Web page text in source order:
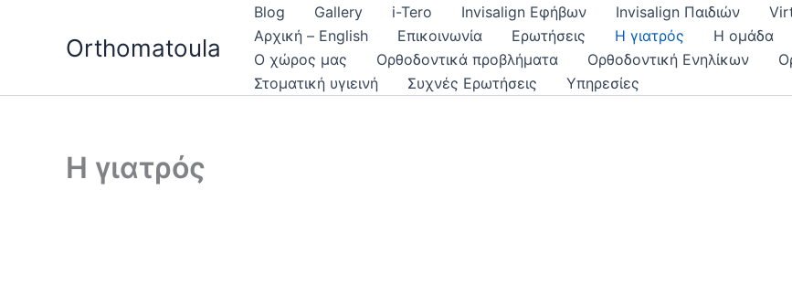
περιεχόμενοOrthomatoula
Blog Gallery i-Tero Invisalign Εφήβων Invisalign Παιδιών
Αρχική – English
Επικοινωνία Ερωτήσεις Η γιατρός Η ομάδα
Ο χώρος μας
Ορθοδοντικά προβλήματα Ορθοδοντική Ενηλίκων
Στοματική υγιεινή
Συχνές Ερωτήσεις Υπηρεσίες
Η γιατρός